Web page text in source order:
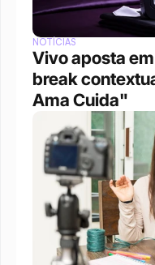
NOTÍCIAS
Vivo aposta
break
Ama Cuida"